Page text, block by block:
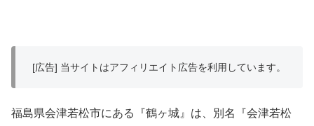
[広告] 当サイトはアフィリエイト広告を利用しています。
福島県会津若松市にある『鶴ヶ城』は、別名『会津若松